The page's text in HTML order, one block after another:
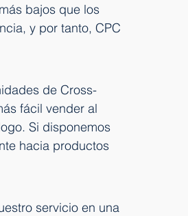
bajos que los
y por tanto, CPC
de Cross-
fácil vender al
Si disponemos
hacia productos
servicio en una